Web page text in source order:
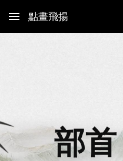
Skip to main content
點畫飛揚
部